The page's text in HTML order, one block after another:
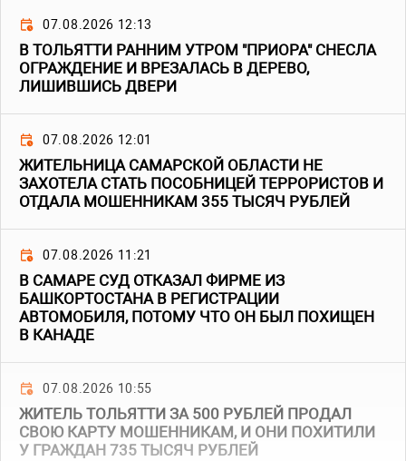
07.08.2026 12:13
В ТОЛЬЯТТИ РАННИМ УТРОМ "ПРИОРА" СНЕСЛА
ОГРАЖДЕНИЕ И ВРЕЗАЛАСЬ В ДЕРЕВО,
ЛИШИВШИСЬ ДВЕРИ
07.08.2026 12:01
ЖИТЕЛЬНИЦА САМАРСКОЙ ОБЛАСТИ НЕ
ЗАХОТЕЛА СТАТЬ ПОСОБНИЦЕЙ ТЕРРОРИСТОВ И
ОТДАЛА МОШЕННИКАМ 355 ТЫСЯЧ РУБЛЕЙ
07.08.2026 11:21
В САМАРЕ СУД ОТКАЗАЛ ФИРМЕ ИЗ
БАШКОРТОСТАНА В РЕГИСТРАЦИИ
АВТОМОБИЛЯ, ПОТОМУ ЧТО ОН БЫЛ ПОХИЩЕН
В КАНАДЕ
07.08.2026 10:55
ЖИТЕЛЬ ТОЛЬЯТТИ ЗА 500 РУБЛЕЙ ПРОДАЛ
СВОЮ КАРТУ МОШЕННИКАМ, И ОНИ ПОХИТИЛИ
У ГРАЖДАН 735 ТЫСЯЧ РУБЛЕЙ